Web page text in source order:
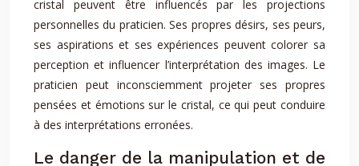
cristal peuvent être influencés par les projections
personnelles du praticien. Ses propres désirs, ses peurs,
ses aspirations et ses expériences peuvent colorer sa
perception et influencer l’interprétation des images. Le
praticien peut inconsciemment projeter ses propres
pensées et émotions sur le cristal, ce qui peut conduire
à des interprétations erronées.
Le danger de la manipulation et de